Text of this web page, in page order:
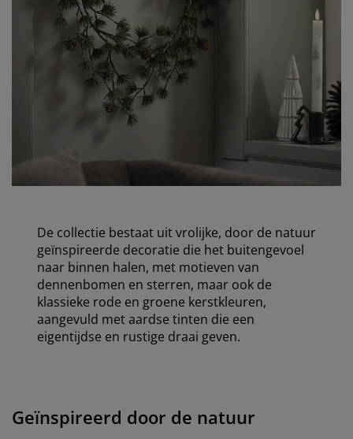
De collectie bestaat uit vrolijke, door de natuur
geïnspireerde decoratie die het buitengevoel
naar binnen halen, met motieven van
dennenbomen en sterren, maar ook de
klassieke rode en groene kerstkleuren,
aangevuld met aardse tinten die een
eigentijdse en rustige draai geven.
Geïnspireerd door de natuur